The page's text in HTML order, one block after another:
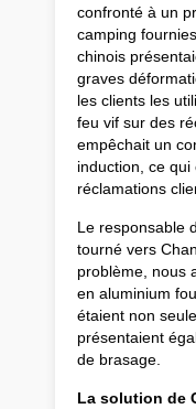
confronté à un
camping
chinois
graves
les clients les
feu vif sur des
empêchait un
induction, ce
réclamations
Le responsable
tourné vers
problème, nous
en aluminium
étaient non
présentaient
de brasage.
La solution de